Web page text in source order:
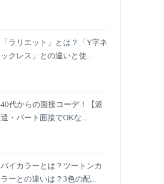
「ラリエット」とは？「Y字ネ
ックレス」との違いと使...
40代からの面接コーデ！【派
遣・パート面接でOKな...
バイカラーとは？ツートンカ
ラーとの違いは？3色の配...